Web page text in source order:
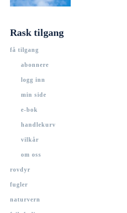
Rask tilgang
få tilgang
abonnere
logg inn
min side
e-bok
handlekurv
vilkår
om oss
rovdyr
fugler
naturvern